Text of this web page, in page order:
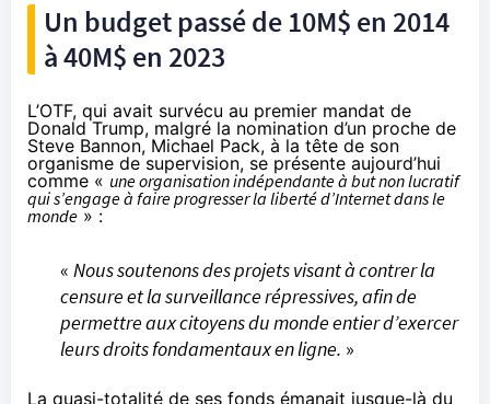
Un budget passé de 10M$ en 2014
à 40M$ en 2023
L’OTF, qui avait survécu au premier mandat de
Donald Trump, malgré la nomination d’un proche de
Steve Bannon, Michael Pack, à la tête de son
organisme de supervision, se présente aujourd’hui
comme « une organisation indépendante à but non lucratif
qui s’engage à faire progresser la liberté d’Internet dans le
monde » :
« Nous soutenons des projets visant à contrer la
censure et la surveillance répressives, afin de
permettre aux citoyens du monde entier d’exercer
leurs droits fondamentaux en ligne. »
La quasi-totalité de ses fonds émanait jusque-là du